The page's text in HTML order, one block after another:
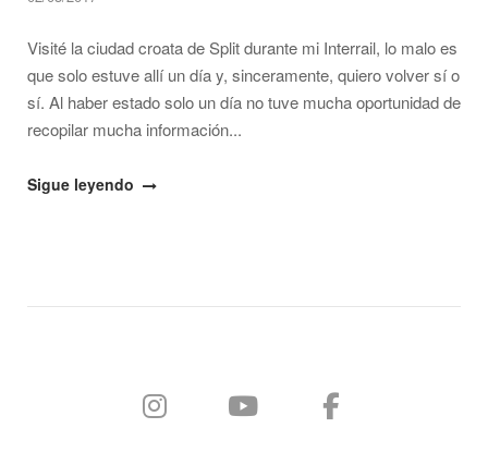
Visité la ciudad croata de Split durante mi Interrail, lo malo es
que solo estuve allí un día y, sinceramente, quiero volver sí o
sí. Al haber estado solo un día no tuve mucha oportunidad de
recopilar mucha información...
"Algunos
Sigue leyendo